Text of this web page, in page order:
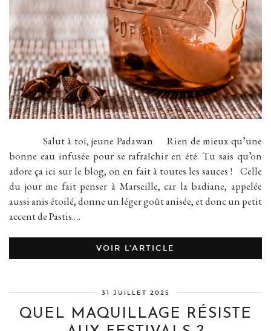
Salut à toi, jeune Padawan Rien de mieux qu’une
bonne eau infusée pour se rafraîchir en été. Tu sais qu’on
adore ça ici sur le blog, on en fait à toutes les sauces ! Celle
du jour me fait penser à Marseille, car la badiane, appelée
aussi anis étoilé, donne un léger goût anisée, et donc un petit
accent de Pastis.…
VOIR L’ARTICLE
31 JUILLET 2025
QUEL MAQUILLAGE RÉSISTE